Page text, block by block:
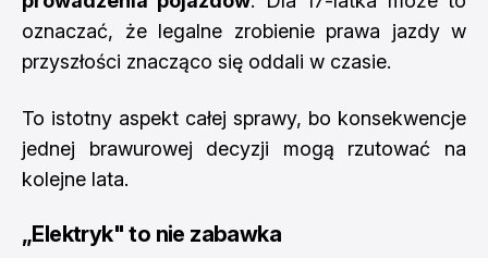
oznaczać, że legalne zrobienie prawa jazdy w
przyszłości znacząco się oddali w czasie.
To istotny aspekt całej sprawy, bo konsekwencje
jednej brawurowej decyzji mogą rzutować na
kolejne lata.
„Elektryk" to nie zabawka